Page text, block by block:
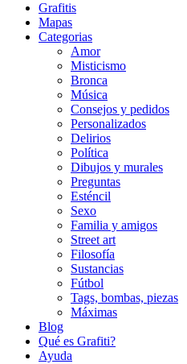
Grafitis
Mapas
Categorias
Amor
Misticismo
Bronca
Música
Consejos y pedidos
Personalizados
Delirios
Política
Dibujos y murales
Preguntas
Esténcil
Sexo
Familia y amigos
Street art
Filosofía
Sustancias
Fútbol
Tags, bombas, piezas
Máximas
Blog
Qué es Grafiti?
Ayuda